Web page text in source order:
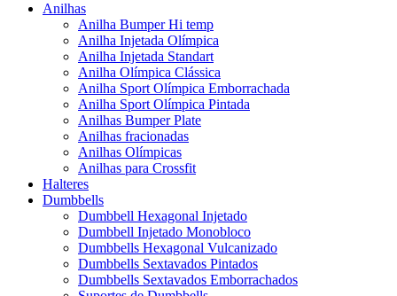
Anilhas
Anilha Bumper Hi temp
Anilha Injetada Olímpica
Anilha Injetada Standart
Anilha Olímpica Clássica
Anilha Sport Olímpica Emborrachada
Anilha Sport Olímpica Pintada
Anilhas Bumper Plate
Anilhas fracionadas
Anilhas Olímpicas
Anilhas para Crossfit
Halteres
Dumbbells
Dumbbell Hexagonal Injetado
Dumbbell Injetado Monobloco
Dumbbells Hexagonal Vulcanizado
Dumbbells Sextavados Pintados
Dumbbells Sextavados Emborrachados